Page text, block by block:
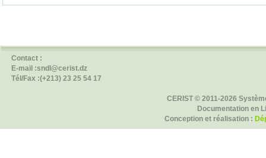
Contact :
E-mail :sndl@cerist.dz
Tél/Fax :(+213) 23 25 54 17
CERIST © 2011-2026
Documentation en
Conception et réalisation :